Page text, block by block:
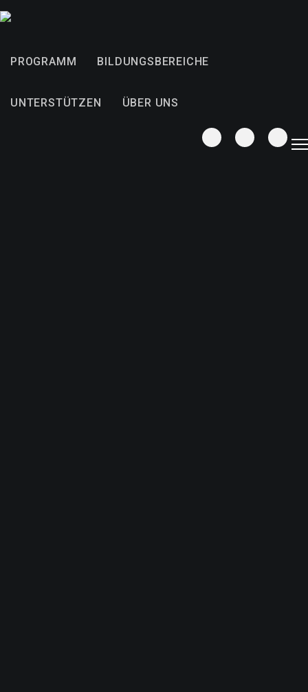
PROGRAMM BILDUNGSBEREICHE
UNTERSTÜTZEN ÜBER UNS